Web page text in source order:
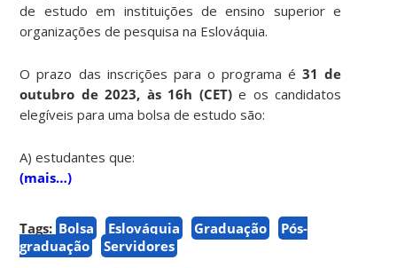
de estudo em instituições de ensino superior e
organizações de pesquisa na Eslováquia.
O prazo das inscrições para o programa é31 de
outubro de 2023, às 16h (CET)e os candidatos
elegíveis para uma bolsa de estudo são:
A) estudantes que:
(mais…)
Tags: Bolsa Eslováquia Graduação
Pós-
graduação
Servidores